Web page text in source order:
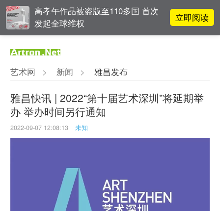
高孝午作品被盗版至110多国 首次
发起全球维权
立即阅读
影响力榜单
张瀚文：以物质媒介具象化精神世
界
OCAT上海馆：参与构建上海艺术生
态的十年
艺术网 > 新闻 > 雅昌发布
雅昌快讯 | 2022“第十届艺术深圳”将延期举
办 举办时间另行通知
2022-09-07 12:08:13 未知